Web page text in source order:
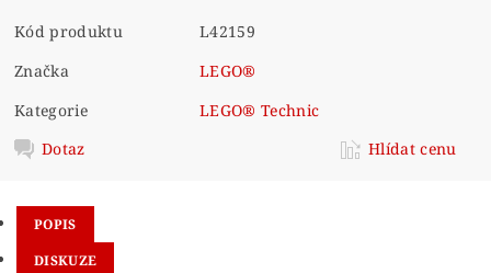
Kód produktu
L42159
Značka
LEGO®
Kategorie
LEGO® Technic
Dotaz
Hlídat cenu
POPIS
DISKUZE